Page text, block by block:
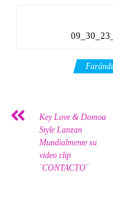
Key Love & Domoa
Style Lanzan
Mundialmente su
video clip
¨CONTACTO¨